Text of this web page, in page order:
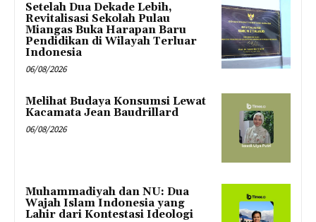
Setelah Dua Dekade Lebih,
Revitalisasi Sekolah Pulau
Miangas Buka Harapan Baru
Pendidikan di Wilayah Terluar
Indonesia
06/08/2026
Melihat Budaya Konsumsi Lewat
Kacamata Jean Baudrillard
06/08/2026
Muhammadiyah dan NU: Dua
Wajah Islam Indonesia yang
Lahir dari Kontestasi Ideologi